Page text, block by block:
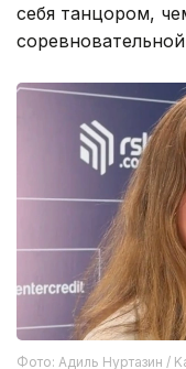
себя танцором,
Фото: Адиль Нуртазин /